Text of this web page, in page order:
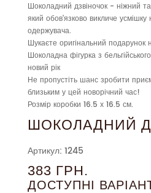
Шоколадний дзвіночок - ніжний
який обов'язково викличе усмішку
одержувача.
Шукаєте оригінальний подарунок
Шоколадна фігурка з
новий рік
Не пропустіть шанс зробити
близьким у цей новорічний час!
Розмір коробки 16.5 х 16.5 см.
ШОКОЛАДНИЙ
Артикул: 1245
383 ГРН.
ДОСТУПНІ